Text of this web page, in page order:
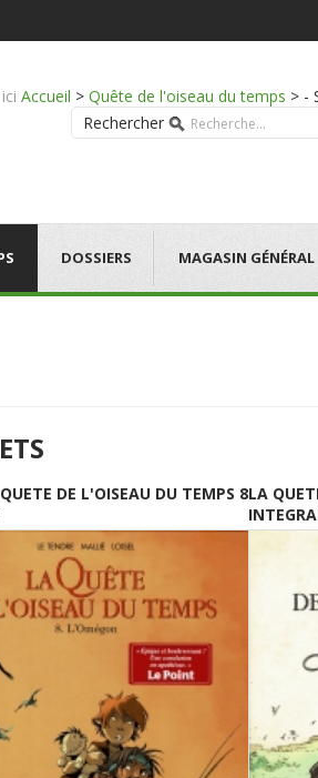
Accueil > Quête de l'oiseau du temps > -
Rechercher
DOSSIERS MAGASIN GÉNÉRAL
DE L'OISEAU DU TEMPS 8LA